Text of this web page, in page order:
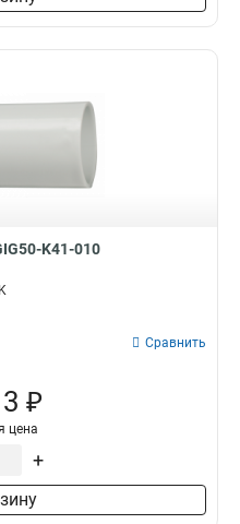
K41-010
Сравнить
₽
цена
+